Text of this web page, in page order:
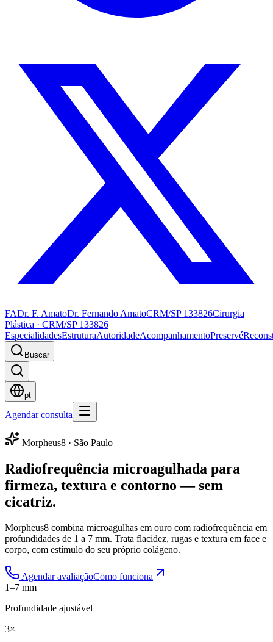
FADr. F. AmatoDr. Fernando AmatoCRM/SP 133826Cirurgia
Plástica · CRM/SP 133826
EspecialidadesEstruturaAutoridadeAcompanhamentoPreservé
Buscar
pt
Agendar consulta
Morpheus8 · São Paulo
Radiofrequência microagulhada para
firmeza, textura e contorno — sem
cicatriz.
Morpheus8 combina microagulhas em ouro com radiofrequência em
profundidades de 1 a 7 mm. Trata flacidez, rugas e textura em face e
corpo, com estímulo do seu próprio colágeno.
Agendar avaliaçãoComo funciona
1–7 mm
Profundidade ajustável
3×